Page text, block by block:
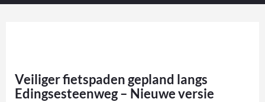
Veiliger fietspaden gepland langs
Edingsesteenweg – Nieuwe versie